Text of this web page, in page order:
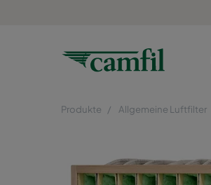
Produkte Allgemeine Luftfilter